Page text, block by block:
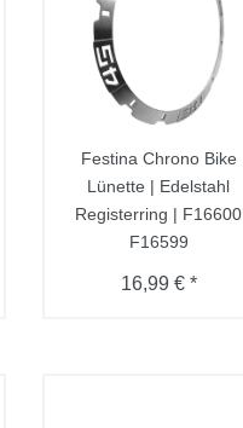
Festina Chrono Bike
Lünette | Edelstahl
Registerring | F16600
F16599
16,99 € *